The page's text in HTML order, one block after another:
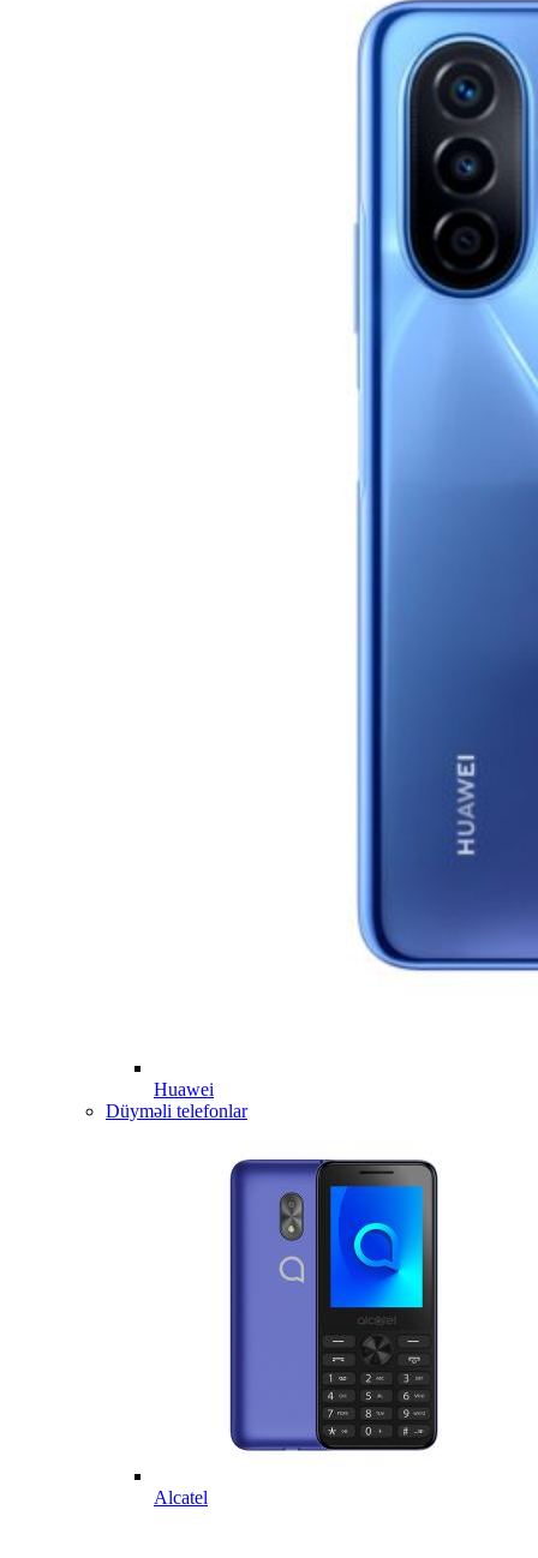
Huawei
Düyməli telefonlar
Alcatel